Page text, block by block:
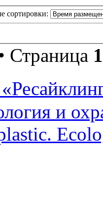
сортировки:
Страница 1
и